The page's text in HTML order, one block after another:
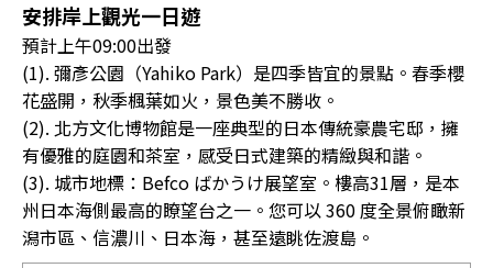
安排岸上觀光一日遊
預計上午09:00出發
(1). 彌彥公園（Yahiko Park）是四季皆宜的景點。春季櫻
花盛開，秋季楓葉如火，景色美不勝收。
(2). 北方文化博物館是一座典型的日本傳統豪農宅邸，擁
有優雅的庭園和茶室，感受日式建築的精緻與和諧。
(3). 城市地標：Befco ばかうけ展望室。樓高31層，是本
州日本海側最高的瞭望台之一。您可以 360 度全景俯瞰新
潟市區、信濃川、日本海，甚至遠眺佐渡島。